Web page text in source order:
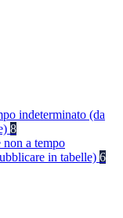
indeterminato (da
8
non a tempo
in tabelle) 6